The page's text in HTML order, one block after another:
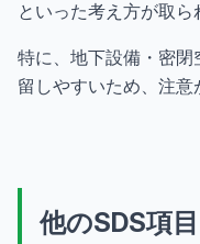
といった考え方が取ら
特に、地下設備・密
留しやすいため、注意
他のSDS項